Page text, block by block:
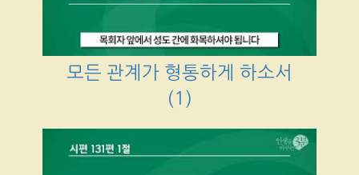
모든 관계가 형통하게 하소서
(1)